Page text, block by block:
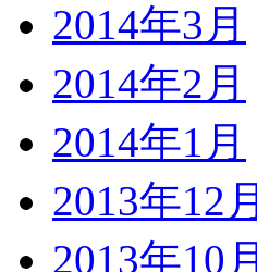
2014年3月
2014年2月
2014年1月
2013年12月
2013年10月